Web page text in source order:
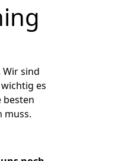
Wir sind
es
besten
muss.